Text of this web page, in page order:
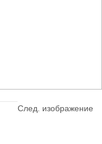
След. изображение